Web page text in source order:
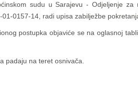
sudu u Sarajevu - Odjeljenje za
0157-14, radi upisa zabilježbe
postupka objaviće se na oglasnoj
padaju na teret osnivača.